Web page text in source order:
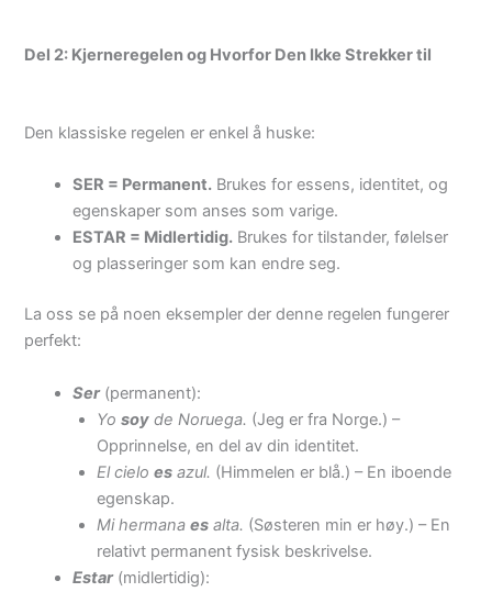
Del 2: Kjerneregelen og Hvorfor Den Ikke Strekker til
Den klassiske regelen er enkel å huske:
SER = Permanent. Brukes for essens, identitet, og
egenskaper som anses som varige.
ESTAR = Midlertidig. Brukes for tilstander, følelser
og plasseringer som kan endre seg.
La oss se på noen eksempler der denne regelen fungerer
perfekt:
Ser(permanent):
Yosoy de Noruega. (Jeg er fra Norge.) –
Opprinnelse, en del av din identitet.
El cieloes azul. (Himmelen er blå.) – En iboende
egenskap.
Mi hermanaes alta. (Søsteren min er høy.) – En
relativt permanent fysisk beskrivelse.
Estar(midlertidig):